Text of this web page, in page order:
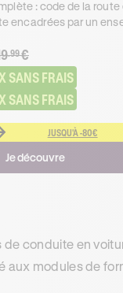
: code de la route
encadrées par un
.99€
SANS FRAIS
SANS FRAIS
JUSQU'À -80€
Je découvre
de conduite en
aux modules de